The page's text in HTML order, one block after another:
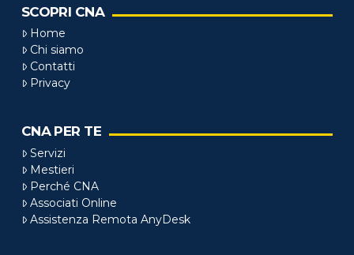
SCOPRI CNA
Home
Chi siamo
Contatti
Privacy
CNA PER TE
Servizi
Mestieri
Perché CNA
Associati Online
Assistenza Remota AnyDesk